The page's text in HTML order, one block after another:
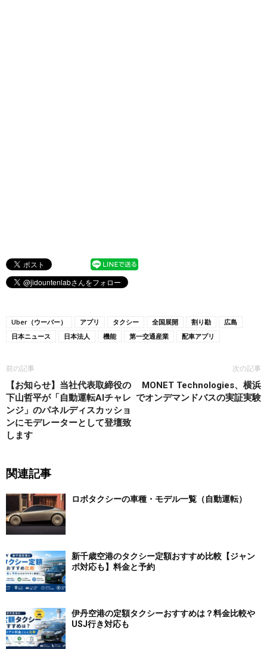
Uber（ウーバー） アプリ タクシー 全国展開 割り勘
広島
日本ニュース
日本法人 機能 第一交通産業 配車アプリ
前の記事
【お知らせ】当社代表取締役の
下山哲平が「自動運転AIチャレ
ンジ」のパネルディスカッショ
ンにモデレーターとして登壇致
します
次の記事
MONET Technologies、横浜
でオンデマンドバスの実証実験
関連記事
ロボタクシーの車種・モデル一覧（自動運転）
新千歳空港のタクシー定額おすすめ比較【ジャン
ボ対応も】料金と予約
伊丹空港の定額タクシーおすすめは？料金比較や
USJ行き対応も